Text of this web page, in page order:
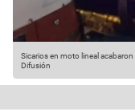
Sicarios en moto lineal
Difusión